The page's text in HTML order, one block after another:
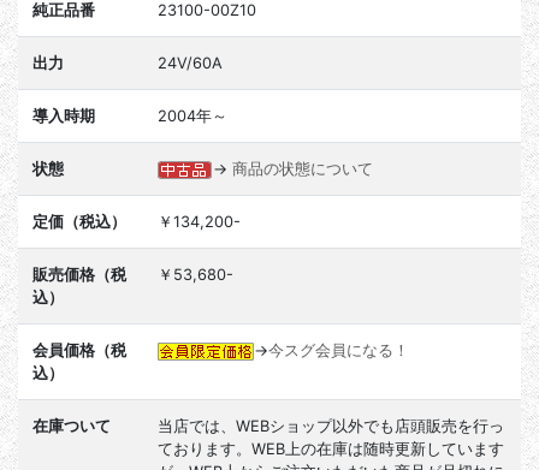
純正品番 23100-00Z10
出力 24V/60A
導入時期 2004年～
状態 → 商品の状態について
定価（税込） ￥134,200-
販売価格（税
込）
￥53,680-
会員価格（税
込）
→今スグ会員になる！
在庫ついて
当店では、WEBショップ以外でも店頭販売を行っ
ております。WEB上の在庫は随時更新しています